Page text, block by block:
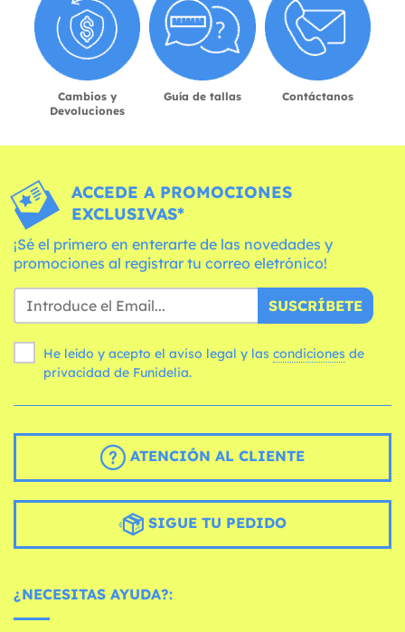
Cambios y
Devoluciones
Guía de tallas Contáctanos
ACCEDE A PROMOCIONES
EXCLUSIVAS*
¡Sé el primero en enterarte de las novedades y
promociones al registrar tu correo eletrónico!
SUSCRÍBETE
He leído y acepto el aviso legal y las condiciones
privacidad de Funidelia.
ATENCIÓN AL CLIENTE
SIGUE TU PEDIDO
¿NECESITAS AYUDA?: